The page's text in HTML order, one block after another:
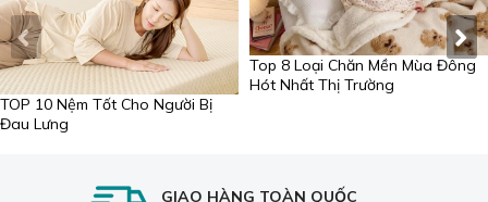
TOP 10 Nệm Tốt Cho Người Bị
Đau Lưng
Top 8 Loại Chăn Mền Mùa Đông
Hót Nhất Thị Trường
GIAO HÀNG TOÀN QUỐC